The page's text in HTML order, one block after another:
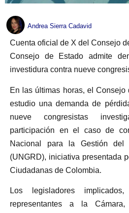
Andrea Sierra Cadavid
Cuenta oficial de X del Consejo
Consejo de Estado admite
investidura contra nueve
En las últimas horas, el Consejo
estudio una demanda de
nueve congresistas
participación en el caso de
Nacional para la Gestión del
(UNGRD), iniciativa presentada
Ciudadanas de Colombia.
Los legisladores
representantes a la